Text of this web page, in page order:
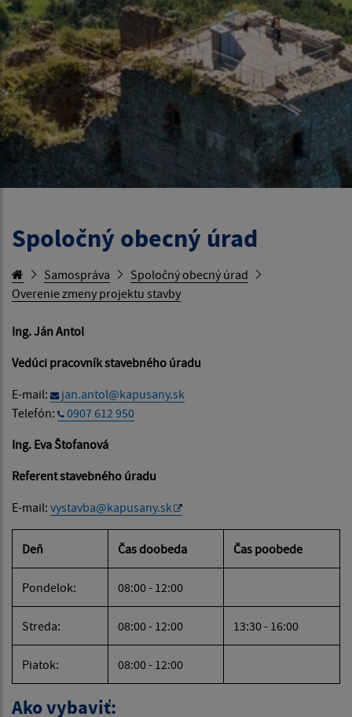
Spoločný obecný úrad
Samospráva
Spoločný obecný úrad
Overenie zmeny projektu stavby
Ing. Ján Antol
Vedúci pracovník stavebného úradu
E-mail:
jan.antol@kapusany.sk
Telefón:
0907 612 950
Ing. Eva Štofanová
Referent stavebného úradu
E-mail: vystavba@kapusany.sk
Deň Čas doobeda Čas poobede
Pondelok: 08:00 - 12:00
Streda: 08:00 - 12:00 13:30 - 16:00
Piatok: 08:00 - 12:00
Ako vybaviť: